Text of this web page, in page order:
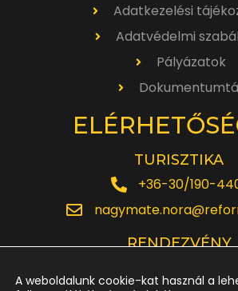
Adatkezelési
Adatvédelmi
Pályázatok
TURISZTIKA
+36-30/190-
RENDEZVÉNY
A weboldalunk cookie-kat használ a